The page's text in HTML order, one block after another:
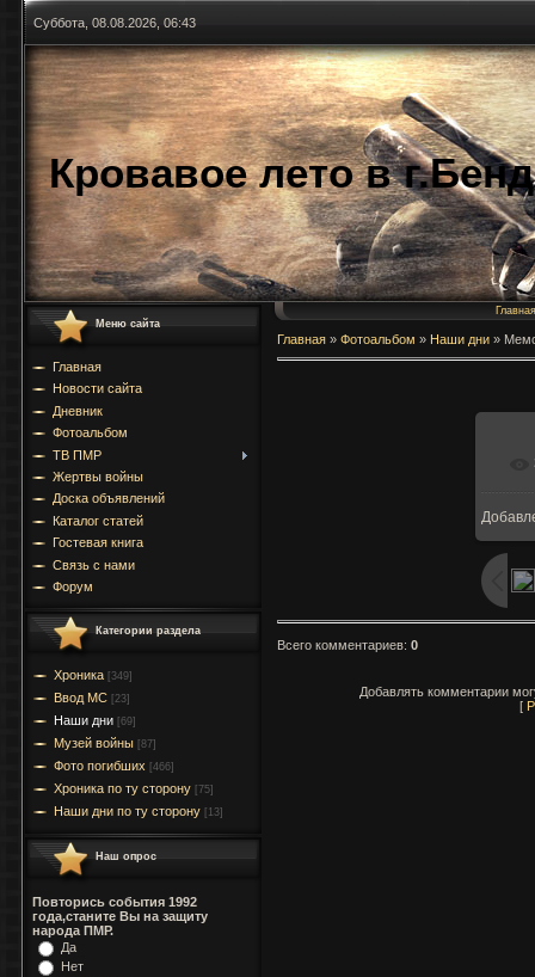
Суббота, 08.08.2026, 06:43
Кровавое лето в
Меню сайта
Главная
Новости сайта
Дневник
Фотоальбом
ТВ ПМР
Жертвы войны
Доска объявлений
Каталог статей
Гостевая книга
Связь с нами
Форум
Категории раздела
Хроника [349]
Ввод МC [23]
Наши дни [69]
Музей войны [87]
Фото погибших [466]
Хроника по ту сторону [75]
Наши дни по ту сторону [13]
Наш опрос
Повторись события 1992
года,станите Вы на защиту
народа ПМР.
Да
Нет
Главная
Главная » Фотоальбом » Наши дни »
Всего комментариев: 0
Добавлять комментарии
[